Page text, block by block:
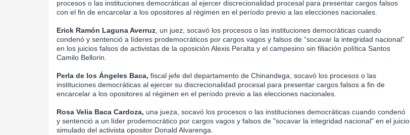
procesos o las instituciones democráticas al ejercer discrecionalidad procesal para presentar cargos falsos
con el fin de encarcelar a los opositores al régimen en el período previo a las elecciones nacionales.
Erick Ramón Laguna Averruz , un juez, socavó los procesos o las instituciones democráticas cuando
condenó y sentenció a líderes prodemocráticos por cargos vagos y falsos de “socavar la integridad nacional”
en los juicios falsos de activistas de la oposición Alexis Peralta y el campesino sin filiación política Santos
Camilo Bellorin.
Perla de los Ángeles Baca, fiscal jefe del departamento de Chinandega, socavó los procesos o las
instituciones democráticas al ejercer su discrecionalidad procesal para presentar cargos falsos a fin de
encarcelar a los opositores al régimen en el período previo a las elecciones nacionales.
Rosa Velia Baca Cardoza, una jueza, socavó los procesos o las instituciones democráticas cuando condenó
y sentenció a un líder prodemocrático por cargos vagos y falsos de "socavar la integridad nacional" en el juicio
simulado del activista opositor Donald Alvarenga.